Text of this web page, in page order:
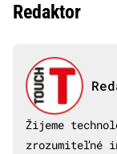
Redaktor
Žijeme
zrozumiteľné